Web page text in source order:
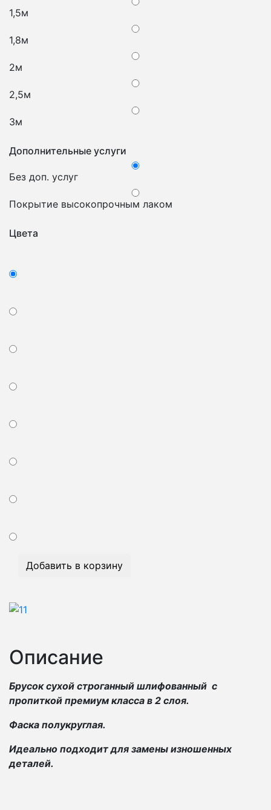
1,5м
1,8м
2м
2,5м
3м
Дополнительные услуги
Без доп. услуг
Покрытие высокопрочным лаком
Цвета
Добавить в корзину
Описание
Брусок сухой строганный шлифованный с
пропиткой премиум класса в 2 слоя.
Фаска полукруглая.
Идеально подходит для замены изношенных
деталей.